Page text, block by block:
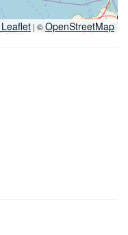
Leaflet | ©OpenStreetMap